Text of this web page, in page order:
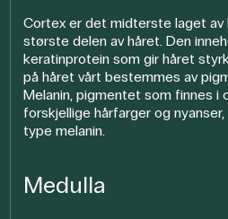
Cortex er det midterste laget
største delen av håret. Den
keratinprotein som gir håret
på håret vårt bestemmes av
Melanin, pigmentet som finnes i
forskjellige hårfarger og
type melanin.
Medulla